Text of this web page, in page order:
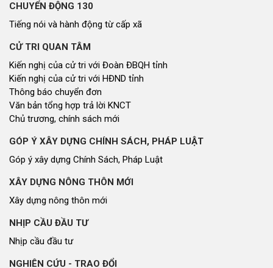
CHUYỂN ĐỘNG 130
Tiếng nói và hành động từ cấp xã
CỬ TRI QUAN TÂM
Kiến nghị của cử tri với Đoàn ĐBQH tỉnh
Kiến nghị của cử tri với HĐND tỉnh
Thông báo chuyển đơn
Văn bản tổng hợp trả lời KNCT
Chủ trương, chính sách mới
GÓP Ý XÂY DỰNG CHÍNH SÁCH, PHÁP LUẬT
Góp ý xây dựng Chính Sách, Pháp Luật
XÂY DỰNG NÔNG THÔN MỚI
Xây dựng nông thôn mới
NHỊP CẦU ĐẦU TƯ
Nhịp cầu đầu tư
NGHIÊN CỨU - TRAO ĐỔI